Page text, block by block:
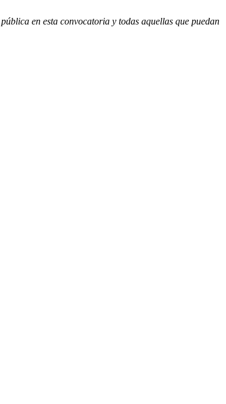
en esta convocatoria y todas aquellas que puedan